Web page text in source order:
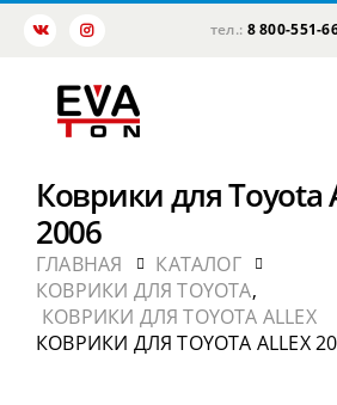
тел.: 8 800-551-
Коврики для Toyota
2006
ГЛАВНАЯ
КАТАЛОГ
КОВРИКИ ДЛЯ TOYOTA,
КОВРИКИ ДЛЯ TOYOTA ALLEX
КОВРИКИ ДЛЯ TOYOTA ALLEX